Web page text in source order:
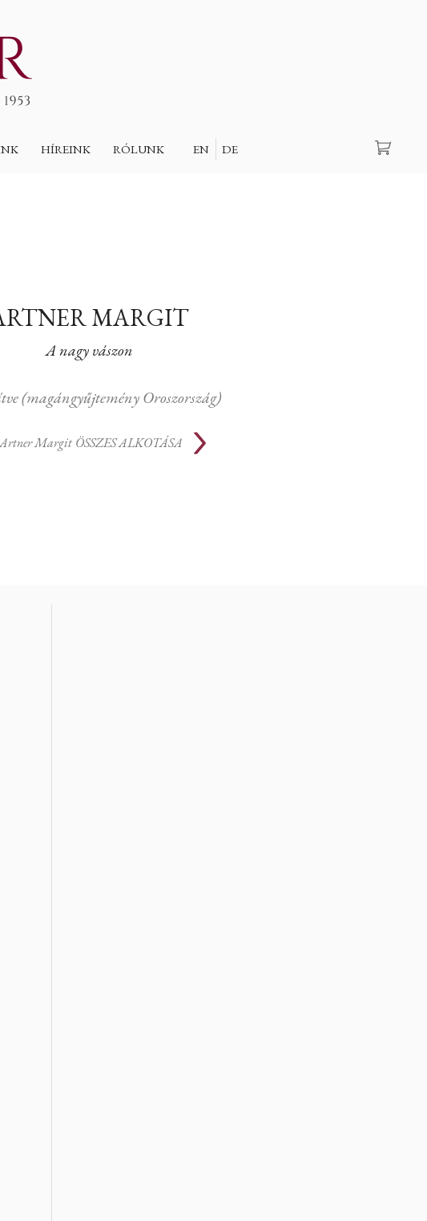
HÍREINK RÓLUNK EN DE
Keresés
MARGIT
A nagy vászon
(magángyűjtemény Oroszország)
Margit ÖSSZES ALKOTÁSA